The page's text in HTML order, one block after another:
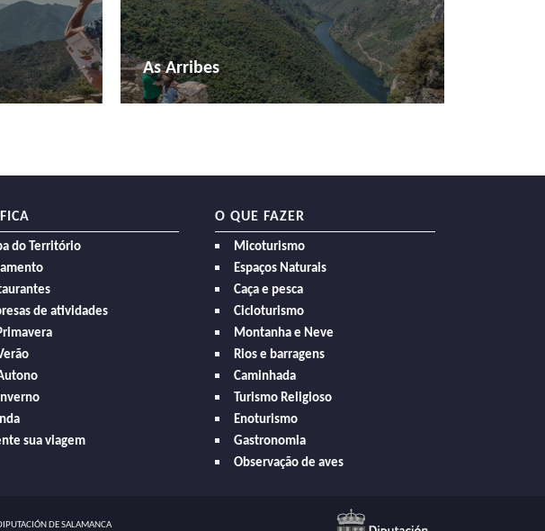
As Arribes
do Território
de atividades
sua viagem
O QUE FAZER
Micoturismo
Espaços Naturais
Caça e pesca
Cicloturismo
Montanha e Neve
Rios e barragens
Caminhada
Turismo Religioso
Enoturismo
Gastronomia
Observação de aves
DE SALAMANCA